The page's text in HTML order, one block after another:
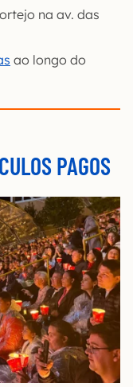
na av. das
ao longo do
PAGOS